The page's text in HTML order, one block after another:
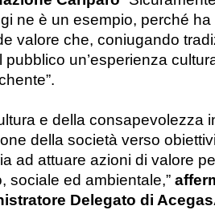
ne è un esempio, perché
valore che, coniugando
un’esperienza
e della consapevolezza
della società verso
ad attuare azioni di valore
sociale ed ambientale,”
Delegato di